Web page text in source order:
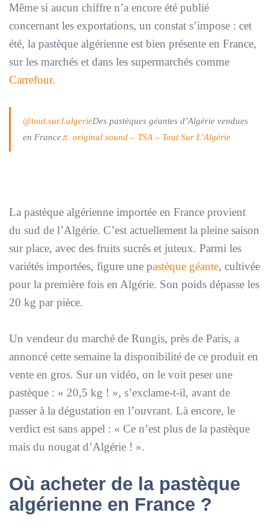
Même si aucun chiffre n’a encore été publié
concernant les exportations, un constat s’impose : cet
été, la pastèque algérienne est bien présente en France,
sur les marchés et dans les supermarchés comme
Carrefour.
@tout.sur.l.algerieDes pastèques géantes d’Algérie vendues
en France♬ original sound – TSA – Tout Sur L’Algérie
La pastèque algérienne importée en France provient
du sud de l’Algérie. C’est actuellement la pleine saison
sur place, avec des fruits sucrés et juteux. Parmi les
variétés importées, figure une pastèque géante, cultivée
pour la première fois en Algérie. Son poids dépasse les
20 kg par pièce.
Un vendeur du marché de Rungis, près de Paris, a
annoncé cette semaine la disponibilité de ce produit en
vente en gros. Sur un vidéo, on le voit peser une
pastèque : « 20,5 kg ! », s’exclame-t-il, avant de
passer à la dégustation en l’ouvrant. Là encore, le
verdict est sans appel : « Ce n’est plus de la pastèque
mais du nougat d’Algérie ! ».
Où acheter de la pastèque
algérienne en France ?